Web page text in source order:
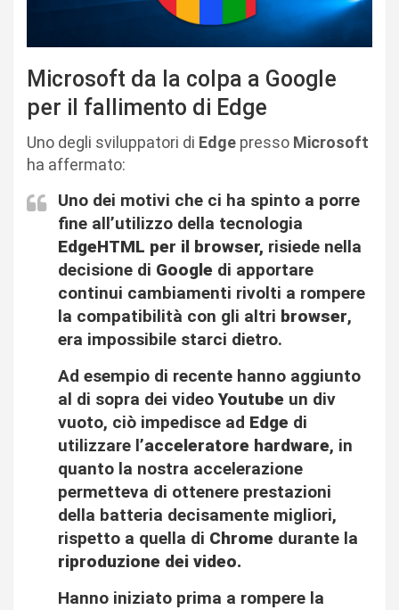
Microsoft da la colpa a Google
per il fallimento di Edge
Uno degli sviluppatori di Edge presso Microsoft
ha affermato:
Uno dei motivi che ci ha spinto a porre
fine all’utilizzo della tecnologia
EdgeHTML per il browser, risiede nella
decisione di Google di apportare
continui cambiamenti rivolti a rompere
la compatibilità con gli altri browser,
era impossibile starci dietro.
Ad esempio di recente hanno aggiunto
al di sopra dei videoYoutube un div
vuoto, ciò impedisce ad Edge di
utilizzare l’acceleratore hardware, in
quanto la nostra accelerazione
permetteva di ottenere prestazioni
della batteria decisamente migliori,
rispetto a quella di Chrome durante la
riproduzione dei video.
Hanno iniziato prima a rompere la